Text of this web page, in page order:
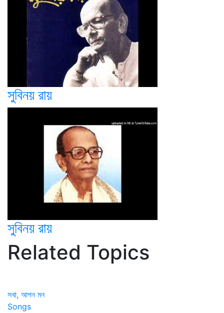
সুবিনয় রায়
সুবিনয় রায়
Related Topics
সখা, আপন মন
Songs